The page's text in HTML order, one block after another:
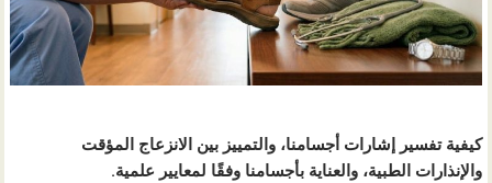
كيفية تفسير إشارات أجسامنا، والتمييز بين الانزعاج المؤقت
والإنذارات الطبية، والعناية بأجسامنا وفقًا لمعايير علمية.